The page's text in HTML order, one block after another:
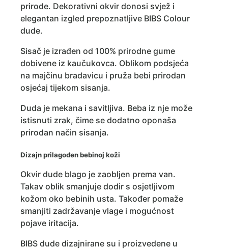
prirode. Dekorativni okvir donosi svjež i
elegantan izgled prepoznatljive BIBS Colour
dude.
Sisač je izrađen od 100% prirodne gume
dobivene iz kaučukovca. Oblikom podsjeća
na majčinu bradavicu i pruža bebi prirodan
osjećaj tijekom sisanja.
Duda je mekana i savitljiva. Beba iz nje može
istisnuti zrak, čime se dodatno oponaša
prirodan način sisanja.
Dizajn prilagođen bebinoj koži
Okvir dude blago je zaobljen prema van.
Takav oblik smanjuje dodir s osjetljivom
kožom oko bebinih usta. Također pomaže
smanjiti zadržavanje vlage i mogućnost
pojave iritacija.
BIBS dude dizajnirane su i proizvedene u